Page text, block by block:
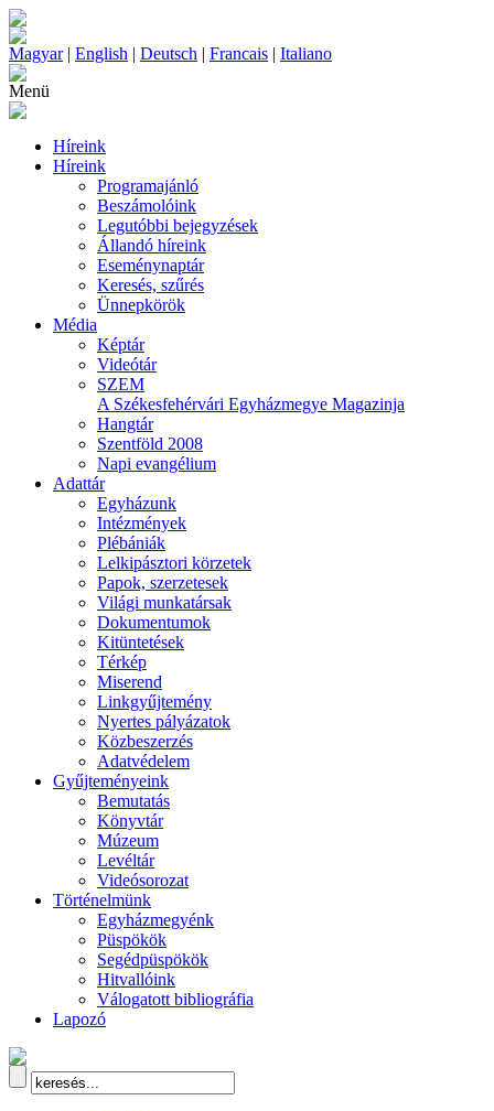
Magyar| English | Deutsch | Francais | Italiano
Menü
Híreink
Híreink
Programajánló
Beszámolóink
Legutóbbi bejegyzések
Állandó híreink
Eseménynaptár
Keresés, szűrés
Ünnepkörök
Média
Képtár
Videótár
SZEM
A Székesfehérvári Egyházmegye Magazinja
Hangtár
Szentföld 2008
Napi evangélium
Adattár
Egyházunk
Intézmények
Plébániák
Lelkipásztori körzetek
Papok, szerzetesek
Világi munkatársak
Dokumentumok
Kitüntetések
Térkép
Miserend
Linkgyűjtemény
Nyertes pályázatok
Közbeszerzés
Adatvédelem
Gyűjteményeink
Bemutatás
Könyvtár
Múzeum
Levéltár
Videósorozat
Történelmünk
Egyházmegyénk
Püspökök
Segédpüspökök
Hitvallóink
Válogatott bibliográfia
Lapozó